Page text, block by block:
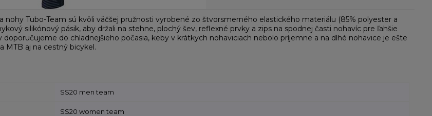
nohy Tubo-Team sú kvôli väčšej pružnosti vyrobené zo štvorsmerného elastického materiálu (85% polyester a
silikónový pásik, aby držali na stehne, plochý šev, reflexné prvky a zips na spodnej časti nohavíc pre ľahšie
doporučujeme do chladnejšieho počasia, keby v krátkych nohaviciach nebolo príjemne a na dlhé nohavice je ešte
MTB aj na cestný bicykel.
SS20 men team
SS20 women team